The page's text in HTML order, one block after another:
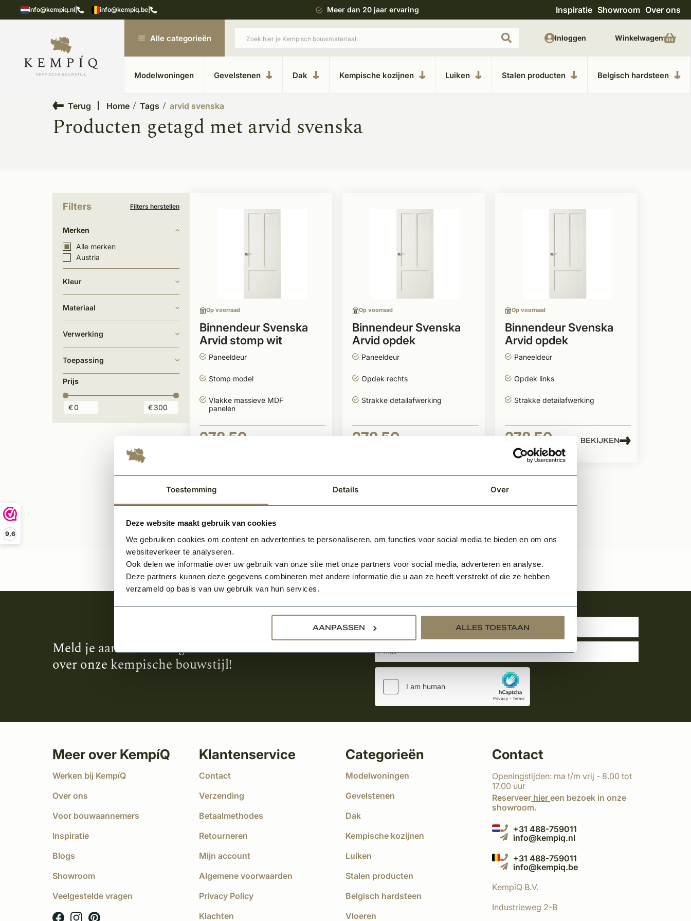
Toestemming Details Over
Deze website maakt gebruik van cookies
We gebruiken cookies om content en advertenties te personaliseren, om functies voor social media te bieden en om ons
websiteverkeer te analyseren.
Ook delen we informatie over uw gebruik van onze site met onze partners voor social media, adverteren en analyse.
Deze partners kunnen deze gegevens combineren met andere informatie die u aan ze heeft verstrekt of die ze hebben
verzameld op basis van uw gebruik van hun services.
AANPASSEN ALLES TOESTAAN
9,6
info@kempiq.nl info@kempiq.be
in Kesteren Unieke materialen in kempische bouwstijl Meer dan 20 jaar ervaring Uitgebreide showroom in Kesteren Unieke
Inspiratie Showroom Over ons
Alle categorieën
Modelwoningen Gevelstenen Dak Kempische kozijnen Luiken Stalen producten Belgisch hardsteen
Inloggen Winkelwagen
Terug Home Tags arvid svenska
Producten getagd met arvid svenska
Filters Filters herstellen
Merken
Alle merken
Austria
Kleur
Materiaal
Verwerking
Toepassing
Prijs
€ €
Op voorraad
Binnendeur Svenska
Arvid stomp wit
gegrond
Paneeldeur
Stomp model
Vlakke massieve MDF
panelen
278,50
Op voorraad
Binnendeur Svenska
Arvid opdek
rechtsdraaiend
Paneeldeur
Opdek rechts
Strakke detailafwerking
278,50
Op voorraad
Binnendeur Svenska
Arvid opdek
linksdraaiend
Paneeldeur
Opdek links
Strakke detailafwerking
278,50
Per stuk
BEKIJKEN
Meld je aan en ontvang het laatste nieuws
over onze kempische bouwstijl!
Aanmelden voor de nieuwsbrief
Meer over KempíQ
Werken bij KempíQ
Over ons
Voor bouwaannemers
Inspiratie
Blogs
Showroom
Veelgestelde vragen
Klantenservice
Contact
Verzending
Betaalmethodes
Retourneren
Mijn account
Algemene voorwaarden
Privacy Policy
Klachten
Categorieën
Modelwoningen
Gevelstenen
Dak
Kempische kozijnen
Luiken
Stalen producten
Belgisch hardsteen
Vloeren
Contact
Openingstijden: ma t/m vrij - 8.00 tot
17.00 uur
Reserveer hier een bezoek in onze
showroom.
+31 488-759011
info@kempiq.nl
+31 488-759011
info@kempiq.be
KempíQ B.V.
Industrieweg 2-B